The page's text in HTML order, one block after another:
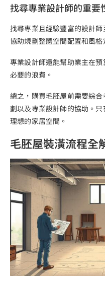
找尋專業設計師的重要
找尋專業且經驗豐富的設計
協助規劃整體空間配置和風格
專業設計師還能幫助業主在
必要的浪費。
總之，購買毛胚屋前需要綜
劃以及專業設計師的協助。
理想的家居空間。
毛胚屋裝潢流程全